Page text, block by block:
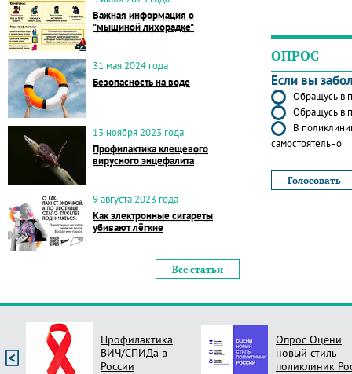
Важная информация о
"мышиной лихорадке"
31 мая 2024 года
Безопасность на воде
13 ноября 2023 года
Профилактика клещевого
вирусного энцефалита
9 августа 2023 года
Как электронные сигареты
убивают лёгкие
Все статьи
ОПРОС
Если вы
Обращусь в
Обращусь в
В
самостоятельно
Профилактика
ВИЧ/СПИДа в
России
Опрос Оцени
новый стиль
поликлиник